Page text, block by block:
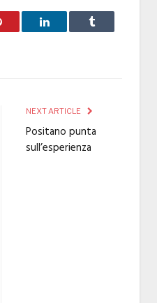
Pinterest LinkedIn Tumblr
NEXT ARTICLE
Positano punta
sull’esperienza